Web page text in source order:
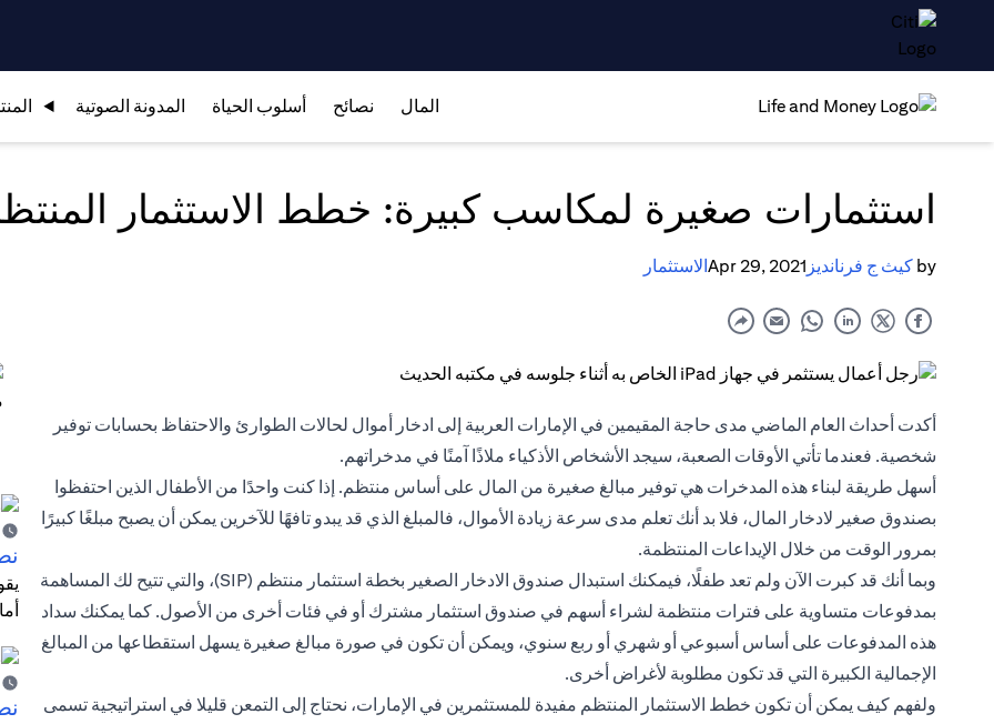
المال نصائح أسلوب الحياة المدونة الصوتية
استثمارات صغيرة لمكاسب كبيرة: خطط الاستثمار
by كيث ج فرنانديز Apr 29, 2021الاستثمار
أكدت أحداث العام الماضي مدى حاجة المقيمين في الإمارات العربية إلى ادخار أموال لحالات الطوارئ والاحتفاظ بحسابات توفير
شخصية. فعندما تأتي الأوقات الصعبة، سيجد الأشخاص الأذكياء ملاذًا آمنًا في مدخراتهم.
أسهل طريقة لبناء هذه المدخرات هي توفير مبالغ صغيرة من المال على أساس منتظم. إذا كنت واحدًا من الأطفال الذين احتفظوا
بصندوق صغير لادخار المال، فلا بد أنك تعلم مدى سرعة زيادة الأموال، فالمبلغ الذي قد يبدو تافهًا للآخرين يمكن أن يصبح مبلغًا كبيرًا
بمرور الوقت من خلال الإيداعات المنتظمة.
وبما أنك قد كبرت الآن ولم تعد طفلًا، فيمكنك استبدال صندوق الادخار الصغير بخطة استثمار منتظم (SIP)، والتي تتيح لك المساهمة
بمدفوعات متساوية على فترات منتظمة لشراء أسهم في صندوق استثمار مشترك أو في فئات أخرى من الأصول. كما يمكنك سداد
هذه المدفوعات على أساس أسبوعي أو شهري أو ربع سنوي، ويمكن أن تكون في صورة مبالغ صغيرة يسهل استقطاعها من المبالغ
الإجمالية الكبيرة التي قد تكون مطلوبة لأغراض أخرى.
ولفهم كيف يمكن أن تكون خطط الاستثمار المنتظم مفيدة للمستثمرين في الإمارات، نحتاج إلى التمعن قليلا في استراتيجية تسمى